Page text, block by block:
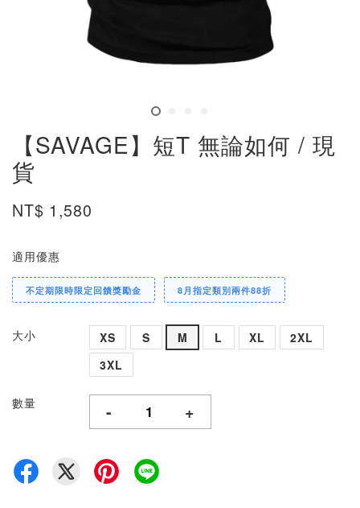
【SAVAGE】短T 無論如何 / 現
貨
NT$ 1,580
適用優惠
不定期限時限定回饋獎勵金 8月指定類別兩件88折
大小 XS S M L XL
2XL
3XL
數量 - +